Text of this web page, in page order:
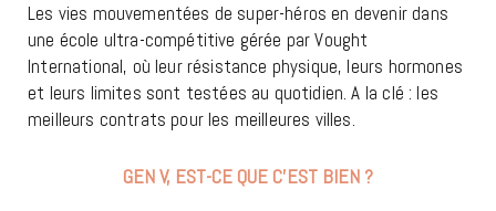
Les vies mouvementées de super-héros en devenir dans
une école ultra-compétitive gérée par Vought
International, où leur résistance physique, leurs hormones
et leurs limites sont testées au quotidien. A la clé : les
meilleurs contrats pour les meilleures villes.
GEN V, EST-CE QUE C’EST BIEN ?